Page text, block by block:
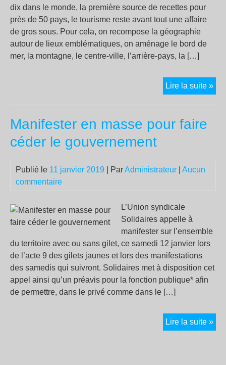
dix dans le monde, la première source de recettes pour
près de 50 pays, le tourisme reste avant tout une affaire
de gros sous. Pour cela, on recompose la géographie
autour de lieux emblématiques, on aménage le bord de
mer, la montagne, le centre-ville, l’arrière-pays, la […]
Lire la suite »Le
Manifester en masse pour faire
céder le gouvernement
Publié le 11 janvier 2019 | ParAdministrateur
Aucun
commentaire
L’Union syndicale
Solidaires appelle à
manifester sur l’ensemble
du territoire avec ou sans gilet, ce samedi 12 janvier lors
de l’acte 9 des gilets jaunes et lors des manifestations
des samedis qui suivront. Solidaires met à disposition cet
appel ainsi qu’un préavis pour la fonction publique* afin
de permettre, dans le privé comme dans le […]
Lire la suite »
en